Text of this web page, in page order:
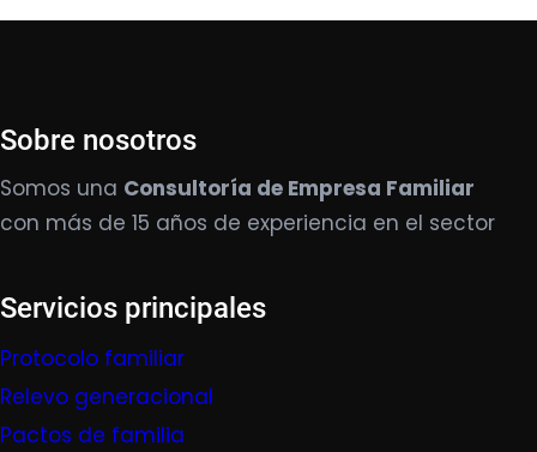
Sobre nosotros
Somos una Consultoría de Empresa Familiar
con más de 15 años de experiencia en el sector
Servicios principales
Protocolo familiar
Relevo generacional
Pactos de familia